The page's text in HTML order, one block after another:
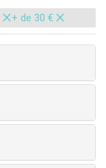
×+ de 30 € ×